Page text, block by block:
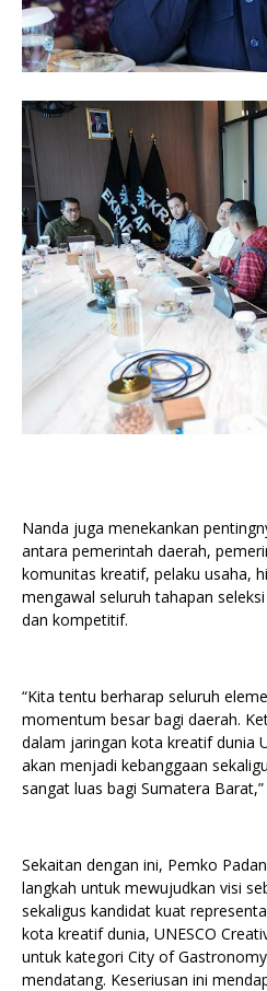
Nanda juga menekankan
antara pemerintah daerah,
komunitas kreatif, pelaku usaha,
mengawal seluruh tahapan
dan kompetitif.
“Kita tentu berharap seluruh
momentum besar bagi daerah.
dalam jaringan kota kreatif dunia
akan menjadi kebanggaan
sangat luas bagi Sumatera
Sekaitan dengan ini, Pemko
langkah untuk mewujudkan visi
sekaligus kandidat kuat
kota kreatif dunia, UNESCO
untuk kategori City of
mendatang. Keseriusan ini